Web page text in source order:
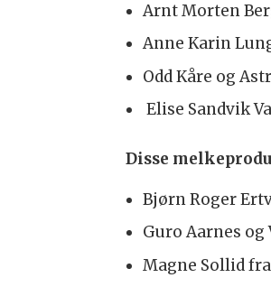
Arnt Morten
Anne Karin
Odd Kåre og
Elise Sandvik
Disse
Bjørn Roger
Guro Aarnes
Magne Sollid